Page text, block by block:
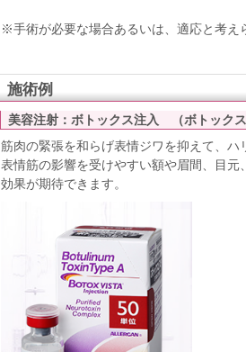
※手術が必要な場合あるいは、適応と考え
施術例
美容注射：ボトックス注入 （ボトック
筋肉の緊張を和らげ表情ジワを抑えて、ハ
表情筋の影響を受けやすい額や眉間、目
効果が期待できます。